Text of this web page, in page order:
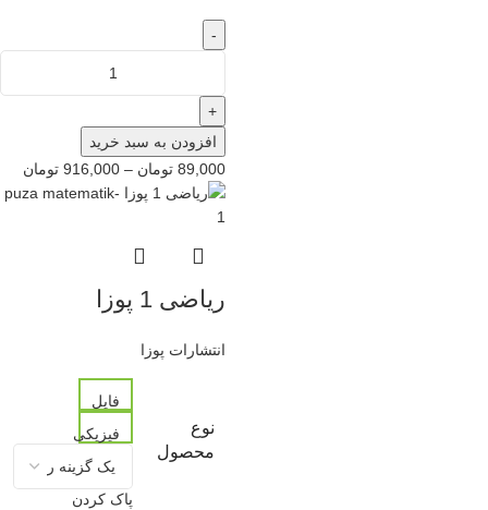
-
+
افزودن به سبد خرید
89,000 تومان –
916,000 تومان
ریاضی 1 پوزا
انتشارات پوزا
نوع
محصول
فایل
فیزیکی
پاک کردن